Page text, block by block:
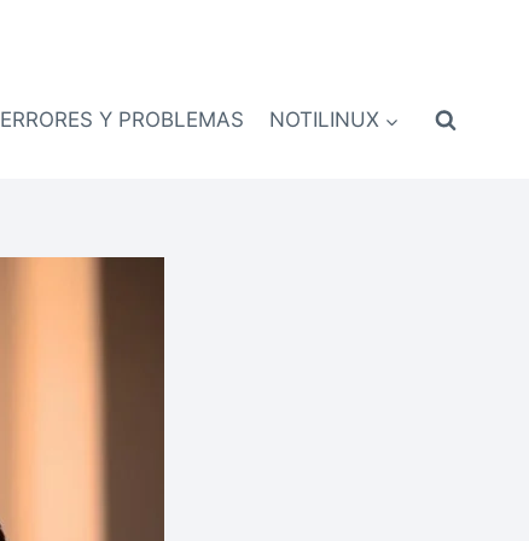
ERRORES Y PROBLEMAS NOTILINUX